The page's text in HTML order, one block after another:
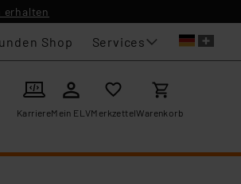
erhalten
Shop Services
KarriereMein ELVMerkzettelWarenkorb